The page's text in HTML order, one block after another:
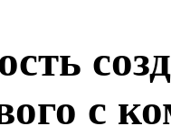
с